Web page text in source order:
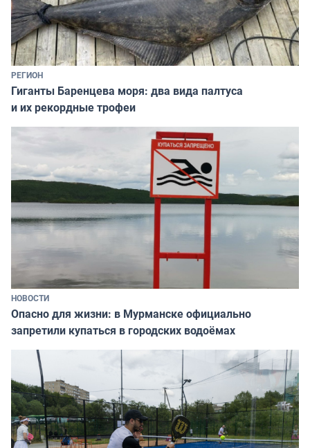
РЕГИОН
Гиганты Баренцева моря: два вида палтуса
и их рекордные трофеи
НОВОСТИ
Опасно для жизни: в Мурманске официально
запретили купаться в городских водоёмах